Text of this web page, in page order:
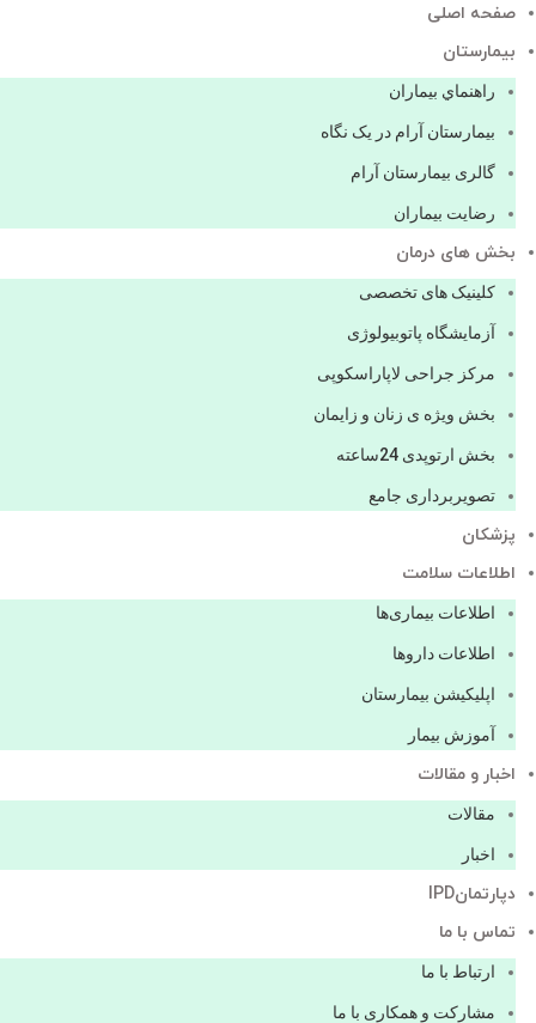
صفحه اصلی
بيمارستان
راهنماي بیماران
بیمارستان آرام در یک نگاه
گالری بیمارستان آرام
رضایت بیماران
بخش های درمان
کلینیک های تخصصی
آزمایشگاه پاتوبیولوژی
مرکز جراحی لاپاراسکوپی
بخش ویژه ی زنان و زایمان
بخش ارتوپدی 24ساعته
تصویربرداری جامع
پزشكان
اطلاعات سلامت
اطلاعات بیماری‌ها
اطلاعات دارو‌ها
اپليكيشن بيمارستان
آموزش بیمار
اخبار و مقالات
مقالات
اخبار
دپارتمانIPD
تماس با ما
ارتباط با ما
مشاركت و همكاری با ما